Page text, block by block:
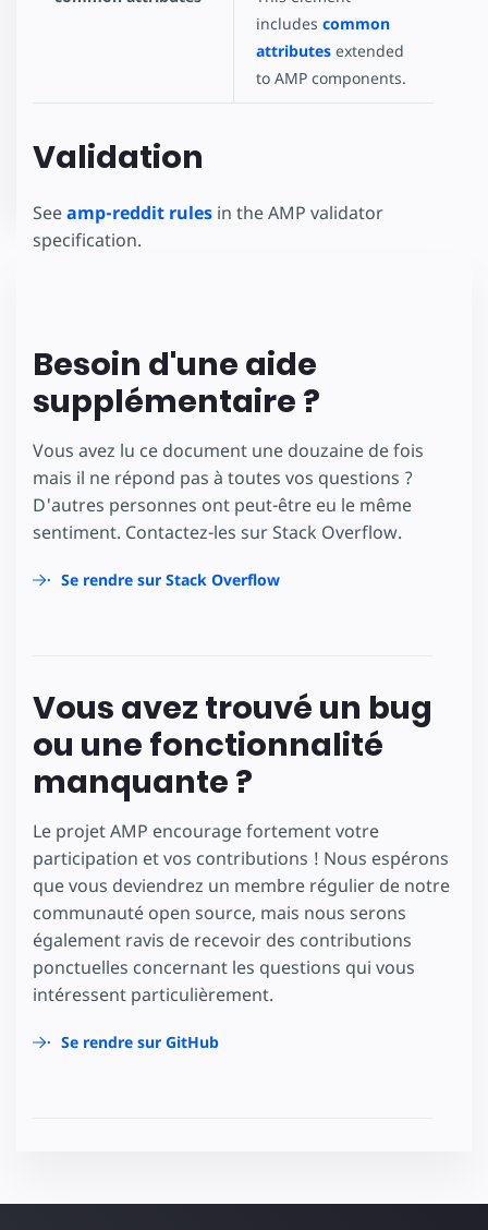
includes common
attributes extended
to AMP components.
Validation
Seeamp-reddit rules in the AMP validator
specification.
Besoin d'une aide
supplémentaire ?
Vous avez lu ce document une douzaine de fois
mais il ne répond pas à toutes vos questions ?
D'autres personnes ont peut-être eu le même
sentiment. Contactez-les sur Stack Overflow.
Se rendre sur Stack Overflow
Vous avez trouvé un bug
ou une fonctionnalité
manquante ?
Le projet AMP encourage fortement votre
participation et vos contributions ! Nous espérons
que vous deviendrez un membre régulier de notre
communauté open source, mais nous serons
également ravis de recevoir des contributions
ponctuelles concernant les questions qui vous
intéressent particulièrement.
Se rendre sur GitHub